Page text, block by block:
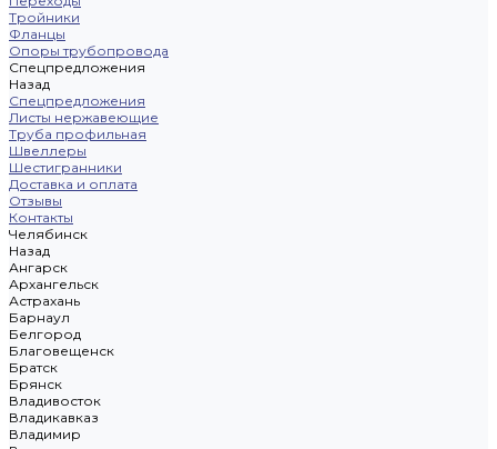
Тройники
Фланцы
Опоры трубопровода
Спецпредложения
Назад
Спецпредложения
Листы нержавеющие
Труба профильная
Швеллеры
Шестигранники
Доставка и оплата
Отзывы
Контакты
Челябинск
Назад
Ангарск
Архангельск
Астрахань
Барнаул
Белгород
Благовещенск
Братск
Брянск
Владивосток
Владикавказ
Владимир